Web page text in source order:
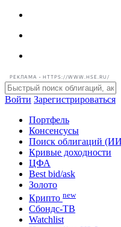
РЕКЛАМА • HTTPS://WWW.HSE.RU/
Войти Зарегистрироваться
Портфель
Консенсусы
Поиск облигаций (ИИ)
Кривые доходности
ЦФА
Best bid/ask